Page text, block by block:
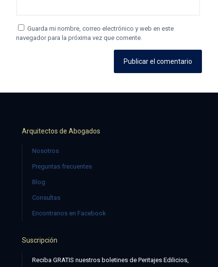
Guarda mi nombre, correo electrónico y web en este
navegador para la próxima vez que comente.
Arquitectos de Abogados
Nosotros
Preguntas frecuentes
Blog
Consultas
Encontranos en Facebook
Suscripción
Reciba GRATIS nuestros boletines de Peritajes Edilicios,